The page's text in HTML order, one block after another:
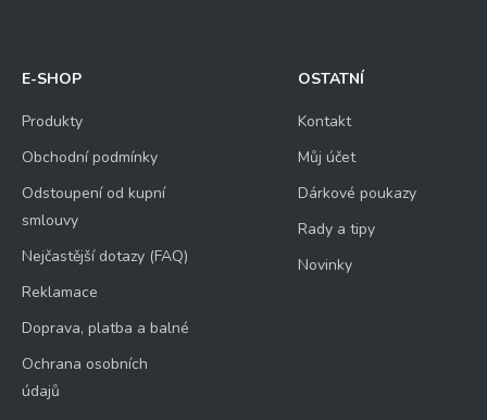
E-SHOP
Produkty
Obchodní podmínky
Odstoupení od kupní
smlouvy
Nejčastější dotazy (FAQ)
Reklamace
Doprava, platba a balné
Ochrana osobních
údajů
OSTATNÍ
Kontakt
Můj účet
Dárkové poukazy
Rady a tipy
Novinky